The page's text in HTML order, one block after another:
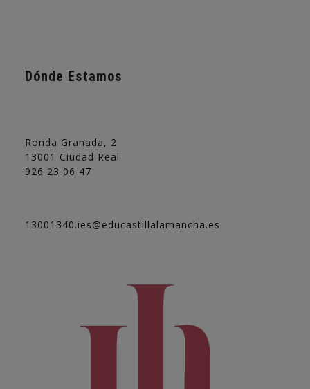
Dónde Estamos
Ronda Granada, 2
13001 Ciudad Real
926 23 06 47
13001340.ies@educastillalamancha.es